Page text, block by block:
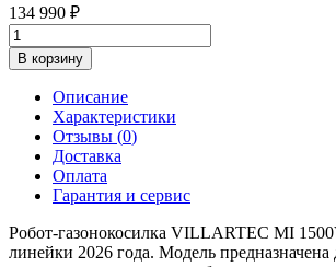
134 990
В корзину
Описание
Характеристики
Отзывы (0)
Доставка
Оплата
Гарантия и сервис
Робот-газонокосилка VILLARTEC MI
линейки 2026 года. Модель предназначена